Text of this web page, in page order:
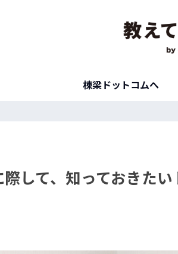
棟梁ドットコムへ
して、知っておきた